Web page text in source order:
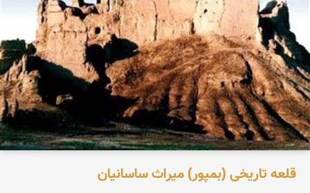
قلعه تاریخی (بمپور) میراث ساسانیان